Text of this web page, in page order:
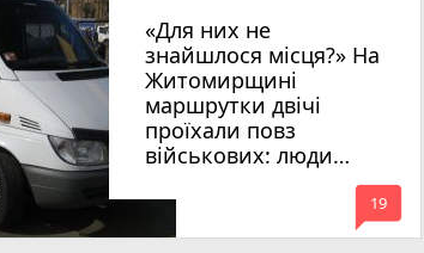
«Для них не
знайшлося місця?» На
Житомирщині
маршрутки двічі
проїхали повз
військових: люди
вимагають покарати
винних
mode_comment
19